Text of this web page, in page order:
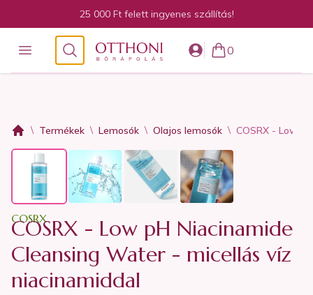
25 000 Ft felett ingyenes szállítás!
Open menuKeresésOtthoni bőrápolás 0
items in cart, view
\ Termékek \ Lemosók \ Olajos lemosók \ COSRX - Low
COSRX
COSRX - Low pH Niacinamide
Cleansing Water - micellás víz
niacinamiddal